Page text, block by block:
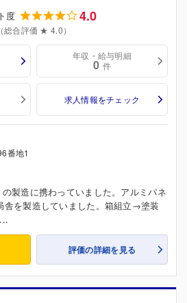
度 4.0
（総合評価 ★ 4.0）
年収・給与明細
0 件
求人情報をチェック
番地1
製造に携わっていました。アルミパネ
舎を製造していました。箱組立→塗装
評価の詳細を見る